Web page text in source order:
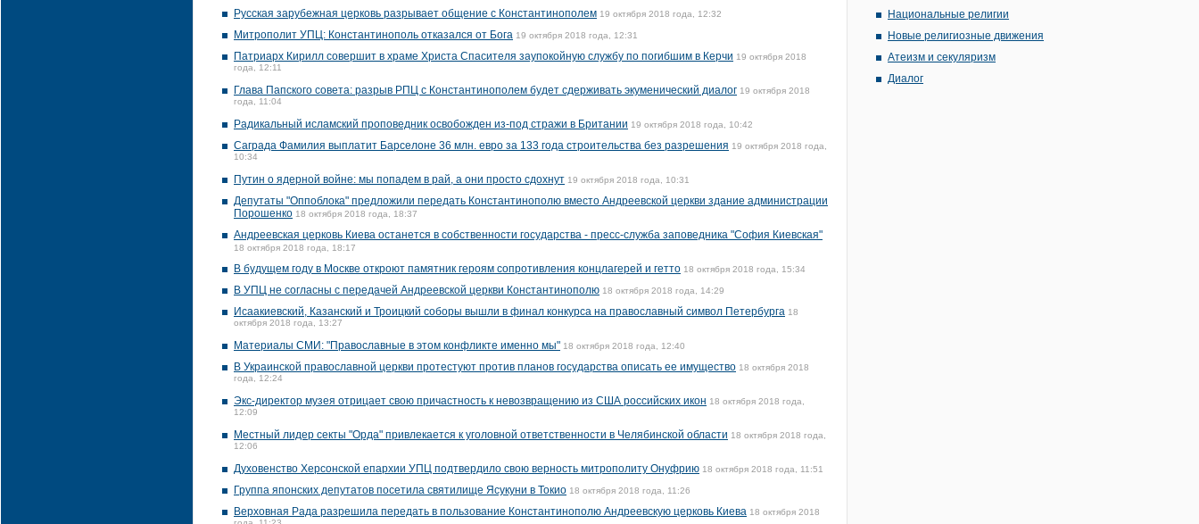
Русская зарубежная церковь разрывает общение с Константинополем 19 октября 2018 года, 12:32
Митрополит УПЦ: Константинополь отказался от Бога 19 октября 2018 года, 12:31
Патриарх Кирилл совершит в храме Христа Спасителя заупокойную службу по погибшим в Керчи 19 октября 2018
года, 12:11
Глава Папского совета: разрыв РПЦ с Константинополем будет сдерживать экуменический диалог 19 октября 2018
года, 11:04
Радикальный исламский проповедник освобожден из-под стражи в Британии 19 октября 2018 года, 10:42
Саграда Фамилия выплатит Барселоне 36 млн. евро за 133 года строительства без разрешения 19 октября 2018 года,
10:34
Путин о ядерной войне: мы попадем в рай, а они просто сдохнут 19 октября 2018 года, 10:31
Депутаты "Оппоблока" предложили передать Константинополю вместо Андреевской церкви здание администрации
Порошенко 18 октября 2018 года, 18:37
Андреевская церковь Киева останется в собственности государства - пресс-служба заповедника "София Киевская"
18 октября 2018 года, 18:17
В будущем году в Москве откроют памятник героям сопротивления концлагерей и гетто 18 октября 2018 года, 15:34
В УПЦ не согласны с передачей Андреевской церкви Константинополю 18 октября 2018 года, 14:29
Исаакиевский, Казанский и Троицкий соборы вышли в финал конкурса на православный символ Петербурга 18
октября 2018 года, 13:27
Материалы СМИ: "Православные в этом конфликте именно мы" 18 октября 2018 года, 12:40
В Украинской православной церкви протестуют против планов государства описать ее имущество 18 октября 2018
года, 12:24
Экс-директор музея отрицает свою причастность к невозвращению из США российских икон 18 октября 2018 года,
12:09
Местный лидер секты "Орда" привлекается к уголовной ответственности в Челябинской области 18 октября 2018 года,
12:06
Духовенство Херсонской епархии УПЦ подтвердило свою верность митрополиту Онуфрию 18 октября 2018 года, 11:51
Группа японских депутатов посетила святилище Ясукуни в Токио 18 октября 2018 года, 11:26
Верховная Рада разрешила передать в пользование Константинополю Андреевскую церковь Киева 18 октября 2018
Национальные религии
Новые религиозные движения
Атеизм и секуляризм
Диалог